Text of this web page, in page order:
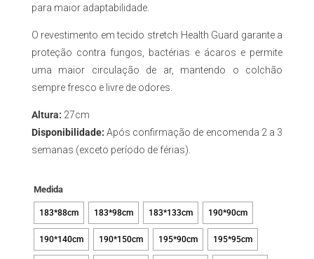
para maior adaptabilidade.
O revestimento em tecido stretch Health Guard garante a
proteção contra fungos, bactérias e ácaros e permite
uma maior circulação de ar, mantendo o colchão
sempre fresco e livre de odores.
Altura: 27cm
Disponibilidade: Após confirmação de encomenda 2 a 3
semanas (exceto período de férias).
Medida
183*88cm 183*98cm 183*133cm 190*90cm
190*140cm 190*150cm 195*90cm 195*95cm